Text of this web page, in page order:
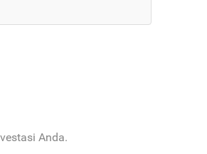
Anda.